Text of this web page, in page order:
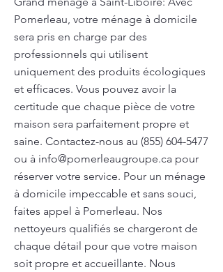
Pomerleau, votre ménage à domicile
sera pris en charge par des
professionnels qui utilisent
uniquement des produits écologiques
et efficaces. Vous pouvez avoir la
certitude que chaque pièce de votre
maison sera parfaitement propre et
saine. Contactez-nous au (855) 604-5477
ou à info@pomerleaugroupe.ca pour
réserver votre service. Pour un ménage
à domicile impeccable et sans souci,
faites appel à Pomerleau. Nos
nettoyeurs qualifiés se chargeront de
chaque détail pour que votre maison
soit propre et accueillante. Nous